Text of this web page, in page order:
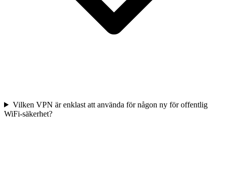
Vilken VPN är enklast att använda för någon ny för offentlig
WiFi-säkerhet?